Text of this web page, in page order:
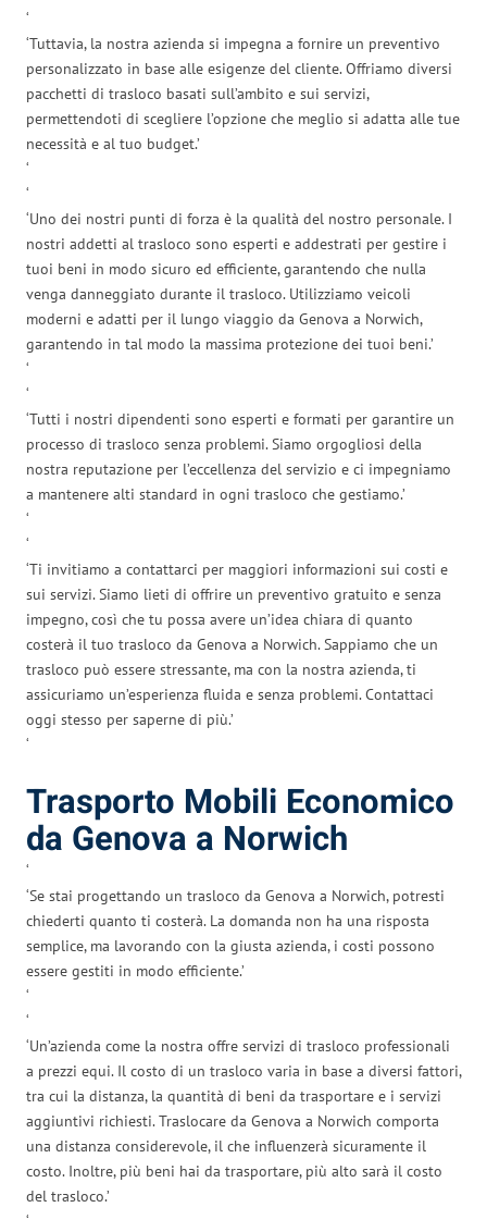
‘
‘Tuttavia, la nostra azienda si impegna a fornire un preventivo
personalizzato in base alle esigenze del cliente. Offriamo diversi
pacchetti di trasloco basati sull’ambito e sui servizi,
permettendoti di scegliere l’opzione che meglio si adatta alle tue
necessità e al tuo budget.’
‘
‘
‘Uno dei nostri punti di forza è la qualità del nostro personale. I
nostri addetti al trasloco sono esperti e addestrati per gestire i
tuoi beni in modo sicuro ed efficiente, garantendo che nulla
venga danneggiato durante il trasloco. Utilizziamo veicoli
moderni e adatti per il lungo viaggio da Genova a Norwich,
garantendo in tal modo la massima protezione dei tuoi beni.’
‘
‘
‘Tutti i nostri dipendenti sono esperti e formati per garantire un
processo di trasloco senza problemi. Siamo orgogliosi della
nostra reputazione per l’eccellenza del servizio e ci impegniamo
a mantenere alti standard in ogni trasloco che gestiamo.’
‘
‘
‘Ti invitiamo a contattarci per maggiori informazioni sui costi e
sui servizi. Siamo lieti di offrire un preventivo gratuito e senza
impegno, così che tu possa avere un’idea chiara di quanto
costerà il tuo trasloco da Genova a Norwich. Sappiamo che un
trasloco può essere stressante, ma con la nostra azienda, ti
assicuriamo un’esperienza fluida e senza problemi. Contattaci
oggi stesso per saperne di più.’
‘
Trasporto Mobili Economico
da Genova a Norwich
‘
‘Se stai progettando un trasloco da Genova a Norwich, potresti
chiederti quanto ti costerà. La domanda non ha una risposta
semplice, ma lavorando con la giusta azienda, i costi possono
essere gestiti in modo efficiente.’
‘
‘
‘Un’azienda come la nostra offre servizi di trasloco professionali
a prezzi equi. Il costo di un trasloco varia in base a diversi fattori,
tra cui la distanza, la quantità di beni da trasportare e i servizi
aggiuntivi richiesti. Traslocare da Genova a Norwich comporta
una distanza considerevole, il che influenzerà sicuramente il
costo. Inoltre, più beni hai da trasportare, più alto sarà il costo
del trasloco.’
‘